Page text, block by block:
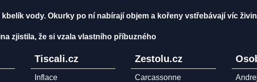
vody. Okurky po ní nabírají objem a kořeny vstřebávají víc živin
zjistila, že si vzala vlastního příbuzného
Tiscali.cz
Inflace
Zestolu.cz
Carcassonne